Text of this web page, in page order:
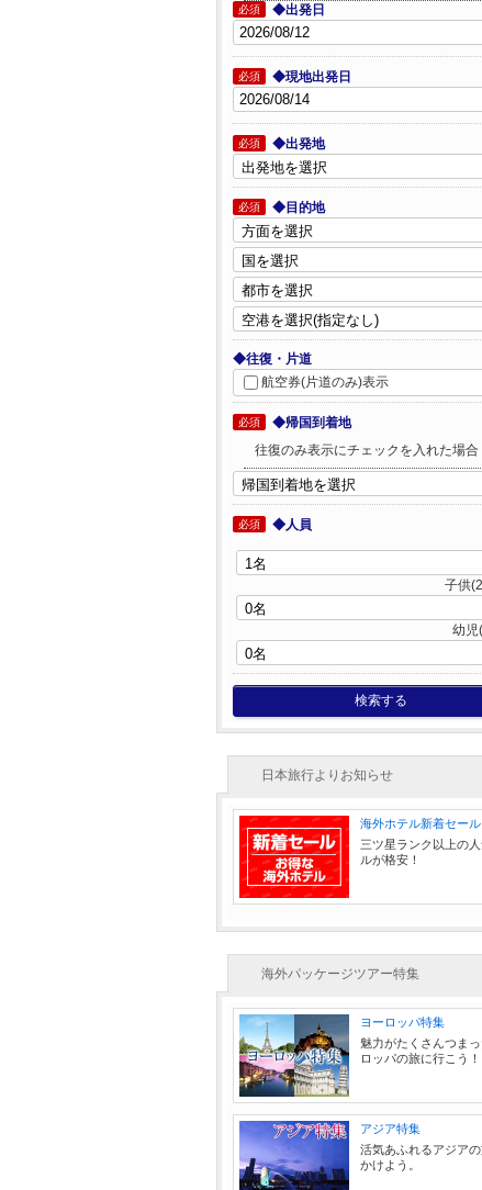
必須 ◆出発日
必須 ◆現地出発日
必須 ◆出発地
必須 ◆目的地
◆往復・片道
航空券(片道のみ)表示
必須
◆帰国到着地
往復のみ表示にチェックを入れた場合
必須
◆人員
子供
幼児
検索する
日本旅行よりお知らせ
海外ホテル新着セール
三ツ星ランク以上の
ルが格安！
海外パッケージツアー特集
ヨーロッパ特集
魅力がたくさんつま
ロッパの旅に行こう！
アジア特集
活気あふれるアジア
かけよう。